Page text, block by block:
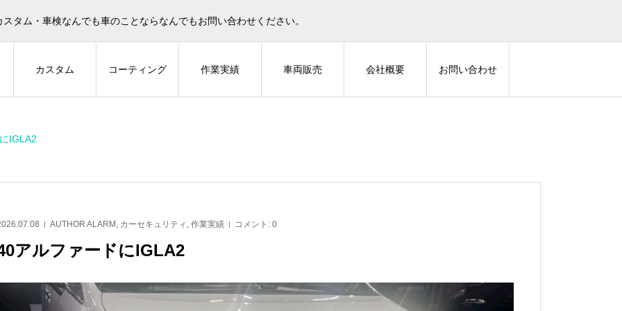
タム・車検なんでも車のことならなんでもお問い合わせください。
カスタム コーティング 作業実績 車両販売 会社概要 お問い合わせ
IGLA2
AUTHOR ALARM , カーセキュリティ , 作業実績 コメント: 0
アルファードにIGLA2
40アルファードにIGLA2 GRカローラにZ-GUARDとTVキ ハイエースにVIPER3305V